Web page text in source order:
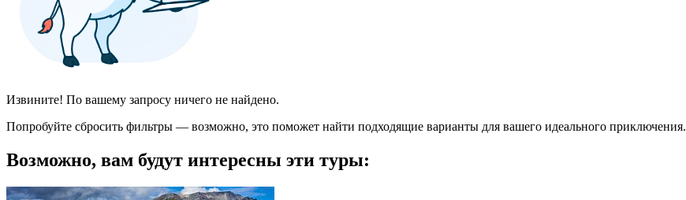
Извините! По вашему запросу ничего не найдено.
Попробуйте сбросить фильтры — возможно, это поможет найти подходящие варианты для вашего идеального приключения.
Возможно, вам будут интересны эти туры: